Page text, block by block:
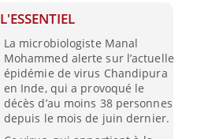
L'ESSENTIEL
La microbiologiste Manal
Mohammed alerte sur l’actuelle
épidémie de virus Chandipura
en Inde, qui a provoqué le
décès d’au moins 38 personnes
depuis le mois de juin dernier.